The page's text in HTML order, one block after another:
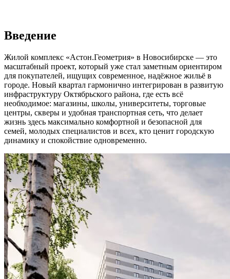
Введение
Жилой комплекс «Астон.Геометрия» в Новосибирске — это
масштабный проект, который уже стал заметным ориентиром
для покупателей, ищущих современное, надёжное жильё в
городе. Новый квартал гармонично интегрирован в развитую
инфраструктуру Октябрьского района, где есть всё
необходимое: магазины, школы, университеты, торговые
центры, скверы и удобная транспортная сеть, что делает
жизнь здесь максимально комфортной и безопасной для
семей, молодых специалистов и всех, кто ценит городскую
динамику и спокойствие одновременно.